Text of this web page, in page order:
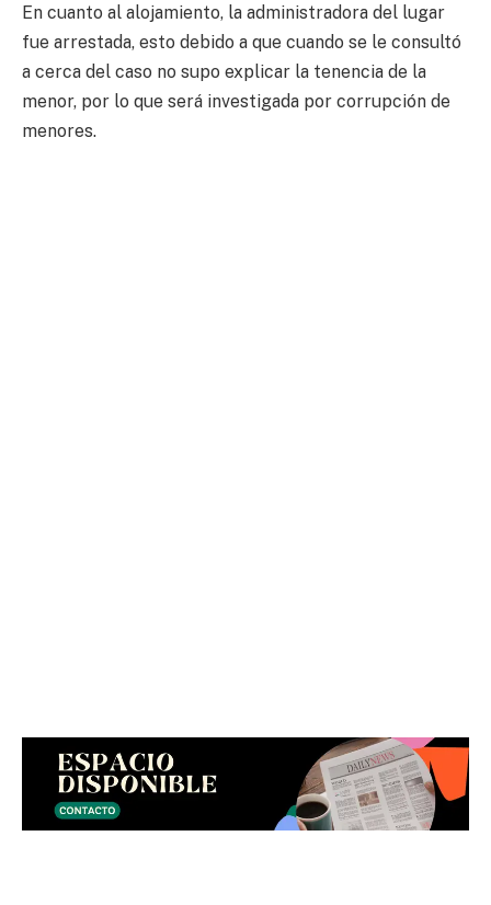
En cuanto al alojamiento, la administradora del lugar
fue arrestada, esto debido a que cuando se le consultó
a cerca del caso no supo explicar la tenencia de la
menor, por lo que será investigada por corrupción de
menores.